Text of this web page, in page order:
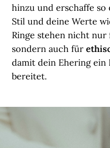
hinzu und erschaffe so
Stil und deine Werte
Ringe stehen nicht nur
sondern auch für
damit dein Ehering ein
bereitet.